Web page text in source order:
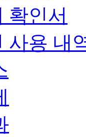
확인서
사용 내